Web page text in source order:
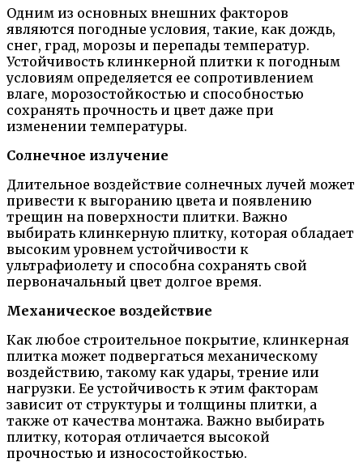
Одним из основных внешних факторов
являются погодные условия, такие, как дождь,
снег, град, морозы и перепады температур.
Устойчивость клинкерной плитки к погодным
условиям определяется ее сопротивлением
влаге, морозостойкостью и способностью
сохранять прочность и цвет даже при
изменении температуры.
Солнечное излучение
Длительное воздействие солнечных лучей может
привести к выгоранию цвета и появлению
трещин на поверхности плитки. Важно
выбирать клинкерную плитку, которая обладает
высоким уровнем устойчивости к
ультрафиолету и способна сохранять свой
первоначальный цвет долгое время.
Механическое воздействие
Как любое строительное покрытие, клинкерная
плитка может подвергаться механическому
воздействию, такому как удары, трение или
нагрузки. Ее устойчивость к этим факторам
зависит от структуры и толщины плитки, а
также от качества монтажа. Важно выбирать
плитку, которая отличается высокой
прочностью и износостойкостью.